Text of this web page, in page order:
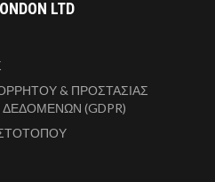
LTD
& ΠΡΟΣΤΑΣΙΑΣ
(GDPR)